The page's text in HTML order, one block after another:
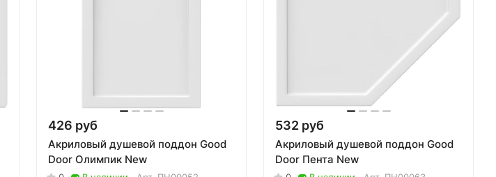
426 руб
Акриловый душевой поддон Good
Door Олимпик New
532 руб
Акриловый душевой поддон Good
Door Пента New